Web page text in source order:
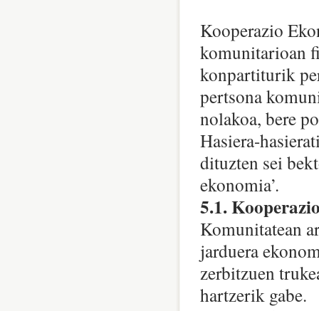
Kooperazio
komunitarioan
konpartiturik
pertsona
nolakoa, bere
Hasiera-
dituzten sei
ekonomia’.
5.1.
Komunitatean
jarduera
zerbitzuen
hartzerik gabe.